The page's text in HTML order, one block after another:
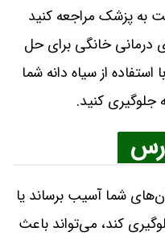
به پزشک مراجعه کنید
درمانی خانگی برای حل
از سیاه دانه شما
جلوگیری کنید.
شما آسیب برساند یا
کند، می‌تواند باعث